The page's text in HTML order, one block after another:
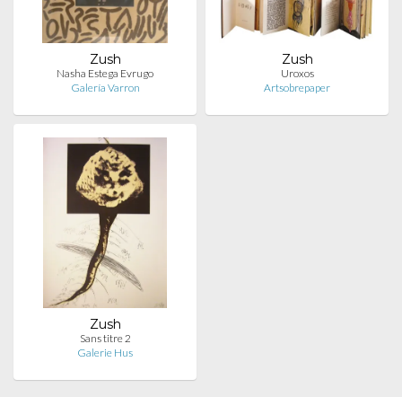
Zush
Nasha Estega Evrugo
Galería Varron
Zush
Uroxos
Artsobrepaper
Zush
Sans titre 2
Galerie Hus